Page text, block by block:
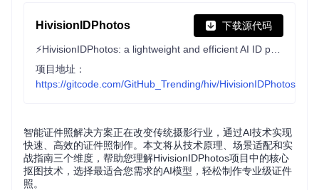
HivisionIDPhotos 下载源代码
项目地址：
https://gitcode.com/GitHub_Trending/hiv/HivisionIDPhotos
智能证件照解决方案正在改变传统摄影行业，通过AI技术实现
快速、高效的证件照制作。本文将从技术原理、场景适配和实
战指南三个维度，帮助您理解HivisionIDPhotos项目中的核心
抠图技术，选择最适合您需求的AI模型，轻松制作专业级证件
照。